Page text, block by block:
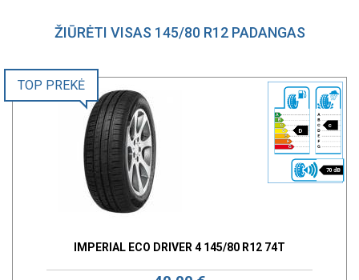
ŽIŪRĖTI VISAS 145/80 R12 PADANGAS
D
c
70 dB
TOP PREKĖ
IMPERIAL ECO DRIVER 4 145/80 R12 74T